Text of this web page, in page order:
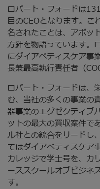
ロバート・フォードは
目のCEOとなります。こ
名されたことは、アボッ
方針を物語っています。
にダイアベティスケア
長兼最高執行責任者（
ロバート・フォードは、
む、当社の多くの事業の
器事業のエグゼクティブ
ットの最大の買収案件で
ル社との統合をリードし
てはダイアベティスケア
カレッジで学士号を、カ
ーススクールオブビジネ
す。